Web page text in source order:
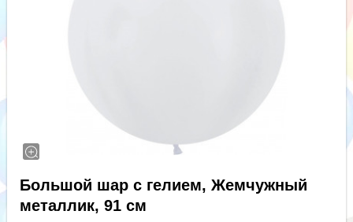
Большой шар с гелием, Жемчужный
металлик, 91 см